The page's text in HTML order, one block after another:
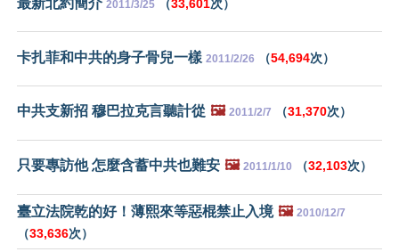
最新北約簡介 2011/3/25 （33,601次）
卡扎菲和中共的身子骨兒一樣 2011/2/26 （54,694次）
中共支新招 穆巴拉克言聽計從 🖼️ 2011/2/7 （31,370次）
只要專訪他 怎麼含蓄中共也難安 🖼️ 2011/1/10 （32,103次）
臺立法院乾的好！薄熙來等惡棍禁止入境 🖼️ 2010/12/7
（33,636次）